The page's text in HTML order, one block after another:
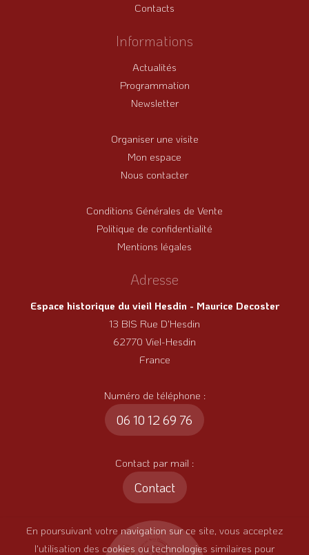
Contacts
Informations
Actualités
Programmation
Newsletter
Organiser une visite
Mon espace
Nous contacter
Conditions Générales de Vente
Politique de confidentialité
Mentions légales
Adresse
Espace historique du vieil Hesdin - Maurice Decoster
13 BIS Rue D'Hesdin
62770 Viel-Hesdin
France
Numéro de téléphone :
06 10 12 69 76
Contact par mail :
Contact
En poursuivant votre navigation sur ce site, vous acceptez
l'utilisation des cookies ou technologies similaires pour